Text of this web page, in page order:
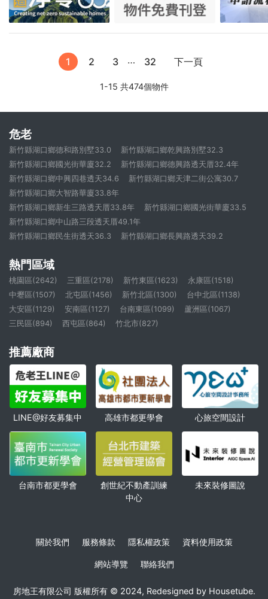
1 2 3 … 32 下一頁
1-15 共474個物件
危老
新竹縣湖口鄉德和路別墅33.0
新竹縣湖口鄉乾興路別墅32.3
新竹縣湖口鄉國光街華廈32.2
新竹縣湖口鄉德興路透天厝32.4年
新竹縣湖口鄉中興四巷透天34.6
新竹縣湖口鄉天津二街公寓30.7
新竹縣湖口鄉大智路華廈33.8年
新竹縣湖口鄉新生三路透天厝33.8年
新竹縣湖口鄉國光街華廈33.5
新竹縣湖口鄉中山路三段透天厝49.1年
新竹縣湖口鄉民生街透天36.3
新竹縣湖口鄉長興路透天39.2
熱門區域
桃園區(2642) 三重區(2178) 新竹東區(1623)
永康區(1518)
中壢區(1507)
北屯區(1456) 新竹北區(1300)
台中北區(1138)
大安區(1129)
安南區(1127) 台南東區(1099)
蘆洲區(1067)
三民區(894)
西屯區(864) 竹北市(827)
推薦廠商
LINE@好友募集中 高雄市都更學會 心旅空間設計
台南市都更學會
創世紀不動產訓練
中心
未來裝修圖說
關於我們 服務條款 隱私權政策 資料使用政策
網站導覽 聯絡我們
房地王有限公司 版權所有 © 2024, Redesigned by Housetube.